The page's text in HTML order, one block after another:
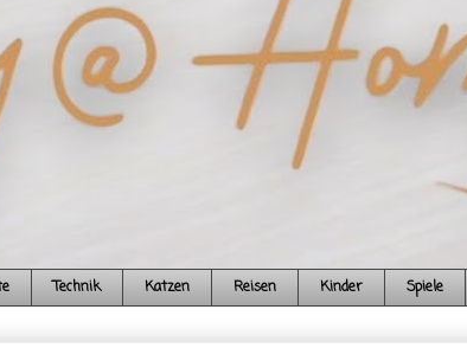
Technik Katzen Reisen Kinder Spiele